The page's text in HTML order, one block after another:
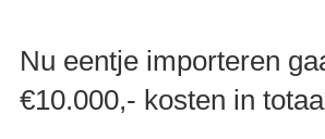
Nu eentje importeren
€10.000,- kosten in